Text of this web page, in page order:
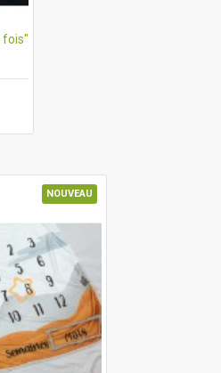
fois"
NOUVEAU